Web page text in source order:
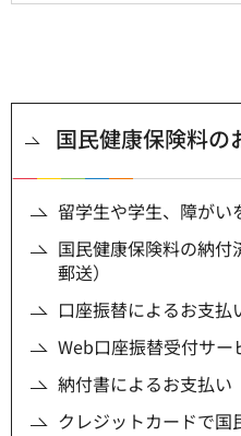
国民健康保険料の
留学生や学生、障がい
国民健康保険料の納付
郵送）
口座振替によるお支払
Web口座振替受付サー
納付書によるお支払い
クレジットカードで国